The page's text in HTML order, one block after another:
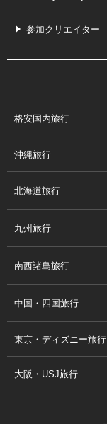
参加クリエイター
格安国内旅行
沖縄旅行
北海道旅行
九州旅行
南西諸島旅行
中国・四国旅行
東京・ディズニー旅行
大阪・USJ旅行